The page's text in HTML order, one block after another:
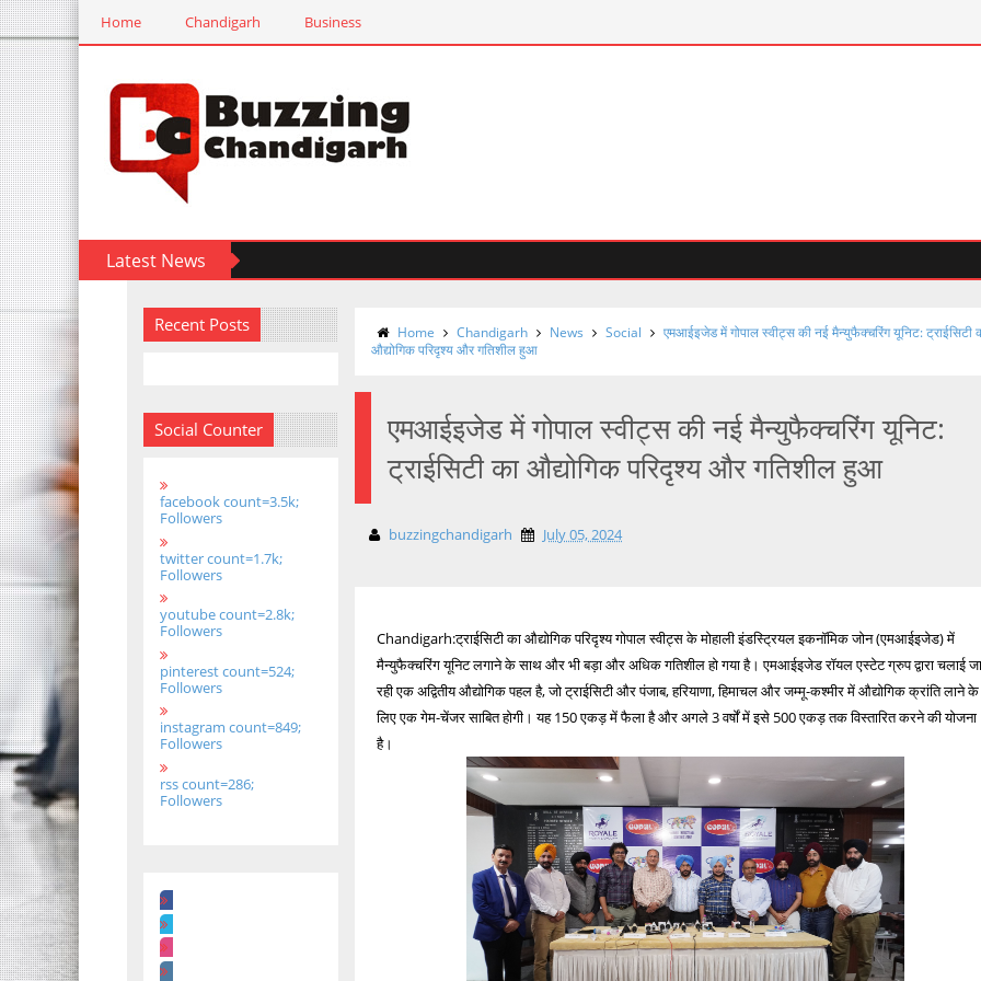
Home Chandigarh Business
Latest News
Recent Posts
Social Counter
facebook count=3.5k;
Followers
twitter count=1.7k;
Followers
youtube count=2.8k;
Followers
pinterest count=524;
Followers
instagram count=849;
Followers
rss count=286;
Followers
Home Chandigarh News Social
एमआईइजेड में गोपाल स्वीट्स की नई मैन्युफैक्चरिंग यूनिट: ट्राईसिटी
औद्योगिक परिदृश्य और गतिशील हुआ
एमआईइजेड में गोपाल स्वीट्स की नई मैन्युफैक्चरिंग यूनिट:
ट्राईसिटी का औद्योगिक परिदृश्य और गतिशील हुआ
buzzingchandigarh July 05, 2024
Chandigarh:ट्राईसिटी का औद्योगिक परिदृश्य गोपाल स्वीट्स के मोहाली इंडस्ट्रियल इकनॉमिक जोन (एमआईइजेड) में
मैन्युफैक्चरिंग यूनिट लगाने के साथ और भी बड़ा और अधिक गतिशील हो गया है। एमआईइजेड रॉयल एस्टेट ग्रुप द्वारा चलाई
रही एक अद्वितीय औद्योगिक पहल है, जो ट्राईसिटी और पंजाब, हरियाणा, हिमाचल और जम्मू-कश्मीर में औद्योगिक क्रांति लाने के
लिए एक गेम-चेंजर साबित होगी। यह 150 एकड़ में फैला है और अगले 3 वर्षों में इसे 500 एकड़ तक विस्तारित करने की योजना
है।